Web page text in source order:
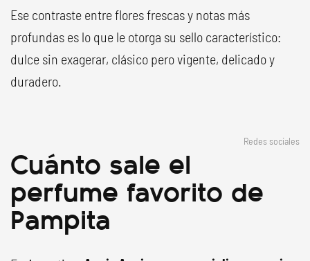
Ese contraste entre flores frescas y notas más
profundas es lo que le otorga su sello característico:
dulce sin exagerar, clásico pero vigente, delicado y
duradero.
Redes sociales
Cuánto sale el
perfume favorito de
Pampita